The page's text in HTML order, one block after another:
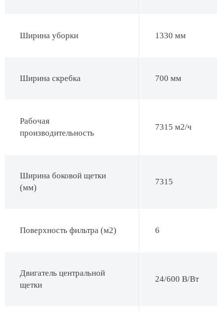
Ширина уборки 1330 мм
Ширина скребка 700 мм
Рабочая
производительность
7315 м2/ч
Ширина боковой щетки
(мм)
7315
Поверхность фильтра (м2) 6
Двигатель центральной
щетки
24/600 В/Вт